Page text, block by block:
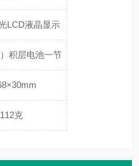
LCD液晶显示
积层电池一节
克